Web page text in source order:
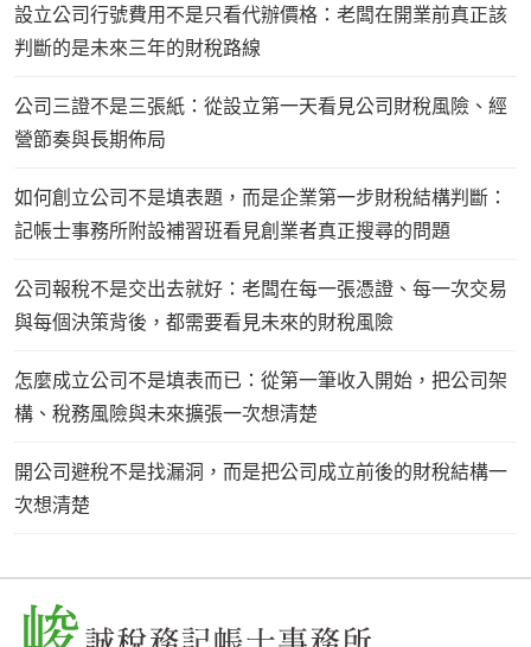
設立公司行號費用不是只看代辦價格：老闆在開業前真正該
判斷的是未來三年的財稅路線
公司三證不是三張紙：從設立第一天看見公司財稅風險、經
營節奏與長期佈局
如何創立公司不是填表題，而是企業第一步財稅結構判斷：
記帳士事務所附設補習班看見創業者真正搜尋的問題
公司報稅不是交出去就好：老闆在每一張憑證、每一次交易
與每個決策背後，都需要看見未來的財稅風險
怎麼成立公司不是填表而已：從第一筆收入開始，把公司架
構、稅務風險與未來擴張一次想清楚
開公司避稅不是找漏洞，而是把公司成立前後的財稅結構一
次想清楚